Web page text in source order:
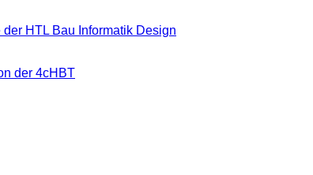
HTL Bau Informatik Design
der 4cHBT